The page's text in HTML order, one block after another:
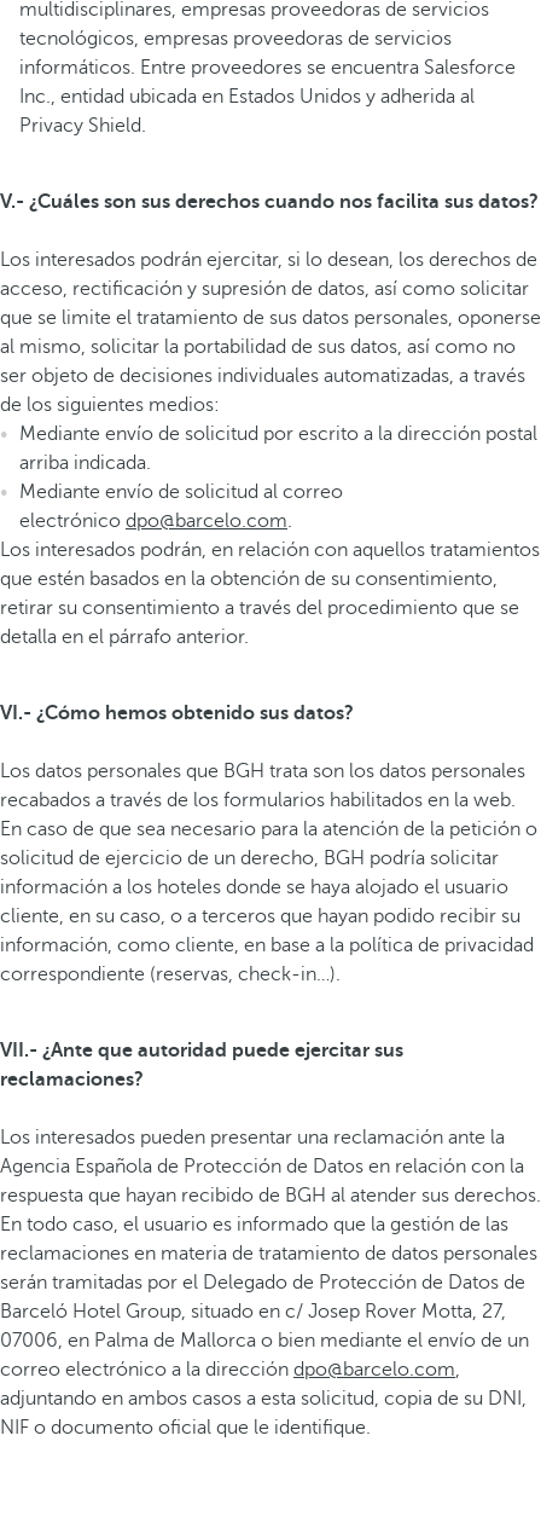
multidisciplinares, empresas proveedoras de servicios
tecnológicos, empresas proveedoras de servicios
informáticos. Entre proveedores se encuentra Salesforce
Inc., entidad ubicada en Estados Unidos y adherida al
Privacy Shield.
V.- ¿Cuáles son sus derechos cuando nos facilita sus datos?
Los interesados podrán ejercitar, si lo desean, los derechos de
acceso, rectificación y supresión de datos, así como solicitar
que se limite el tratamiento de sus datos personales, oponerse
al mismo, solicitar la portabilidad de sus datos, así como no
ser objeto de decisiones individuales automatizadas, a través
de los siguientes medios:
Mediante envío de solicitud por escrito a la dirección postal
arriba indicada.
Mediante envío de solicitud al correo
electrónico dpo@barcelo.com.
Los interesados podrán, en relación con aquellos tratamientos
que estén basados en la obtención de su consentimiento,
retirar su consentimiento a través del procedimiento que se
detalla en el párrafo anterior.
VI.- ¿Cómo hemos obtenido sus datos?
Los datos personales que BGH trata son los datos personales
recabados a través de los formularios habilitados en la web.
En caso de que sea necesario para la atención de la petición o
solicitud de ejercicio de un derecho, BGH podría solicitar
información a los hoteles donde se haya alojado el usuario
cliente, en su caso, o a terceros que hayan podido recibir su
información, como cliente, en base a la política de privacidad
correspondiente (reservas, check-in…).
VII.- ¿Ante que autoridad puede ejercitar sus
reclamaciones?
Los interesados pueden presentar una reclamación ante la
Agencia Española de Protección de Datos en relación con la
respuesta que hayan recibido de BGH al atender sus derechos.
En todo caso, el usuario es informado que la gestión de las
reclamaciones en materia de tratamiento de datos personales
serán tramitadas por el Delegado de Protección de Datos de
Barceló Hotel Group, situado en c/ Josep Rover Motta, 27,
07006, en Palma de Mallorca o bien mediante el envío de un
correo electrónico a la dirección dpo@barcelo.com,
adjuntando en ambos casos a esta solicitud, copia de su DNI,
NIF o documento oficial que le identifique.